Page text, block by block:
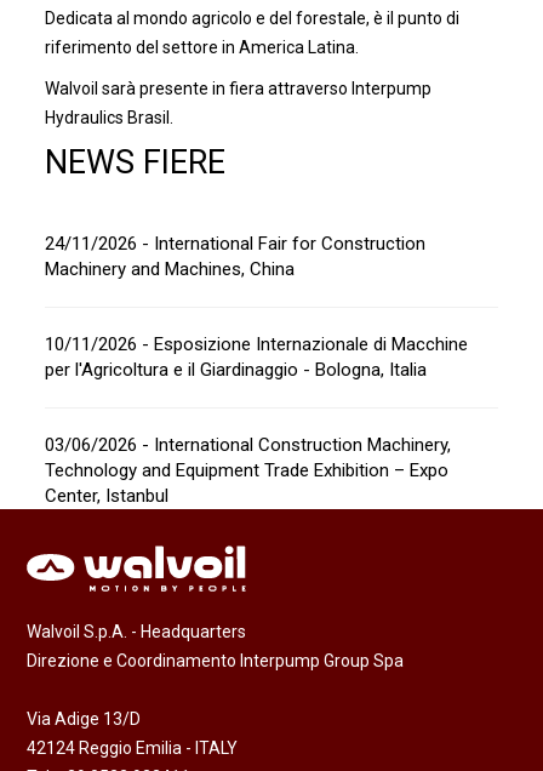
Dedicata al mondo agricolo e del forestale, è il punto di
riferimento del settore in America Latina.
Walvoil sarà presente in fiera attraverso Interpump
Hydraulics Brasil.
NEWS FIERE
24/11/2026 - International Fair for Construction
Machinery and Machines, China
10/11/2026 - Esposizione Internazionale di Macchine
per l'Agricoltura e il Giardinaggio - Bologna, Italia
03/06/2026 - International Construction Machinery,
Technology and Equipment Trade Exhibition – Expo
Center, Istanbul
Walvoil S.p.A. - Headquarters
Direzione e Coordinamento Interpump Group Spa
Via Adige 13/D
42124 Reggio Emilia - ITALY